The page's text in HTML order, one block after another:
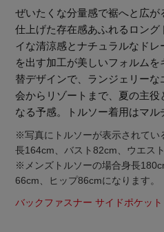
ぜいたくな分量感で裾へと広が
仕上げた存在感あふれるロング
イな清涼感とナチュラルなド
を出す加工が美しいフォルム
替デザインで、ランジェリー
会からリゾートまで、夏の主役
なる予感。トルソー着用はマル
※写真にトルソーが表示されてい
長164cm、バスト82cm、ウエス
※メンズトルソーの場合身長
66cm、ヒップ86cmになります。
バックファスナー サイドポケット